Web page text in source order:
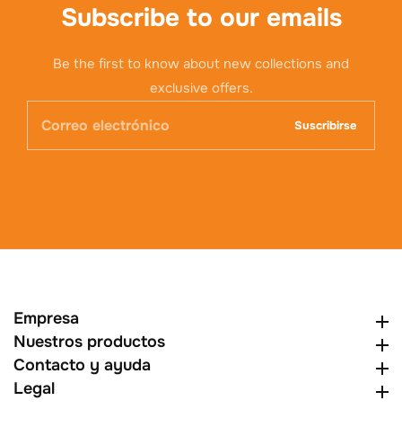
Subscribe to our emails
Be the first to know about new collections and
exclusive offers.
Correo
Suscribirse
Empresa
Nuestros productosNuestros productos
Contacto y ayuda
Legal